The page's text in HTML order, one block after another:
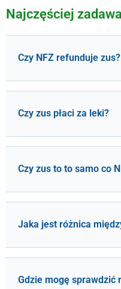
Najczęściej
Czy NFZ refunduje zus?
Czy zus płaci za leki?
Czy zus to to samo co
Jaka jest różnica
Gdzie mogę sprawdzić